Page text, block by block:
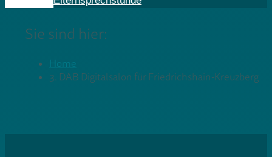
Sie sind hier:
Home
3. DAB Digitalsalon für Friedrichshain-Kreuzberg